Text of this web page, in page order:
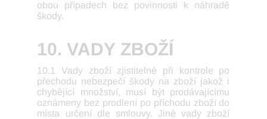
obou případech bez povinnosti k náhradě
škody.
10. VADY ZBOŽÍ
10.1 Vady zboží zjistitelné při kontrole po
přechodu nebezpečí škody na zboží jakož i
chybějící množství, musí být prodávajícímu
oznámeny bez prodlení po příchodu zboží do
místa určení dle smlouvy. Jiné vady zboží